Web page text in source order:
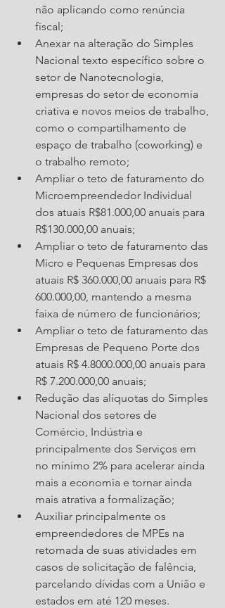
não aplicando como renúncia
fiscal;
Anexar na alteração do Simples
Nacional texto específico sobre o
setor de Nanotecnologia,
empresas do setor de economia
criativa e novos meios de trabalho,
como o compartilhamento de
espaço de trabalho (coworking) e
o trabalho remoto;
Ampliar o teto de faturamento do
Microempreendedor Individual
dos atuais R$81.000,00 anuais para
R$130.000,00 anuais;
Ampliar o teto de faturamento das
Micro e Pequenas Empresas dos
atuais R$ 360.000,00 anuais para R$
600.000,00, mantendo a mesma
faixa de número de funcionários;
Ampliar o teto de faturamento das
Empresas de Pequeno Porte dos
atuais R$ 4.8000.000,00 anuais para
R$ 7.200.000,00 anuais;
Redução das alíquotas do Simples
Nacional dos setores de
Comércio, Indústria e
principalmente dos Serviços em
no mínimo 2% para acelerar ainda
mais a economia e tornar ainda
mais atrativa a formalização;
Auxiliar principalmente os
empreendedores de MPEs na
retomada de suas atividades em
casos de solicitação de falência,
parcelando dívidas com a União e
estados em até 120 meses.